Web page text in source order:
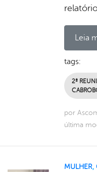
Leia
tags:
2ª
por
última
MULHER,